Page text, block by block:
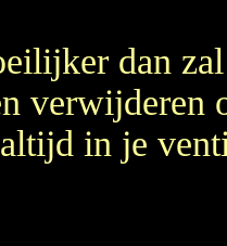
dan
verwijderen
in je